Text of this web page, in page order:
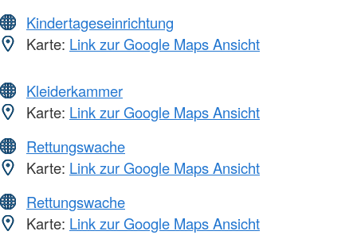
Kindertageseinrichtung
Karte: Link zur Google Maps Ansicht
Kleiderkammer
Karte: Link zur Google Maps Ansicht
Rettungswache
Karte: Link zur Google Maps Ansicht
Rettungswache
Karte: Link zur Google Maps Ansicht